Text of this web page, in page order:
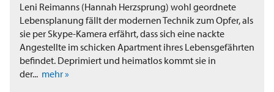
Leni Reimanns (Hannah Herzsprung) wohl geordnete
Lebensplanung fällt der modernen Technik zum Opfer, als
sie per Skype-Kamera erfährt, dass sich eine nackte
Angestellte im schicken Apartment ihres Lebensgefährten
befindet. Deprimiert und heimatlos kommt sie in
der... mehr »